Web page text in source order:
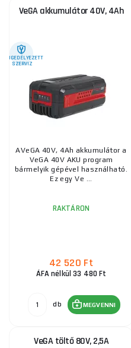
VeGA akkumulátor 40V, 4Ah
ENGEDÉLYEZETT
SZERVIZ
AVeGA 40V, 4Ah akkumulátor a
VeGA 40V AKU program
bármelyik gépével használható.
Ez egy Ve ...
RAKTÁRON
42 520 Ft
ÁFA nélkül 33 480 Ft
db MEGVENNI
VeGA töltő 80V, 2,5A